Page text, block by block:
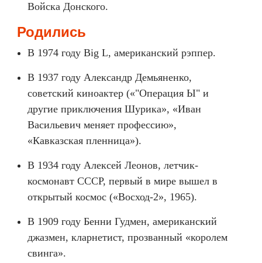
Войска Донского.
Родились
В 1974 году Big L, американский рэппер.
В 1937 году Александр Демьяненко,
советский киноактер («"Операция Ы" и
другие приключения Шурика», «Иван
Васильевич меняет профессию»,
«Кавказская пленница»).
В 1934 году Алексей Леонов, летчик-
космонавт СССР, первый в мире вышел в
открытый космос («Восход-2», 1965).
В 1909 году Бенни Гудмен, американский
джазмен, кларнетист, прозванный «королем
свинга».